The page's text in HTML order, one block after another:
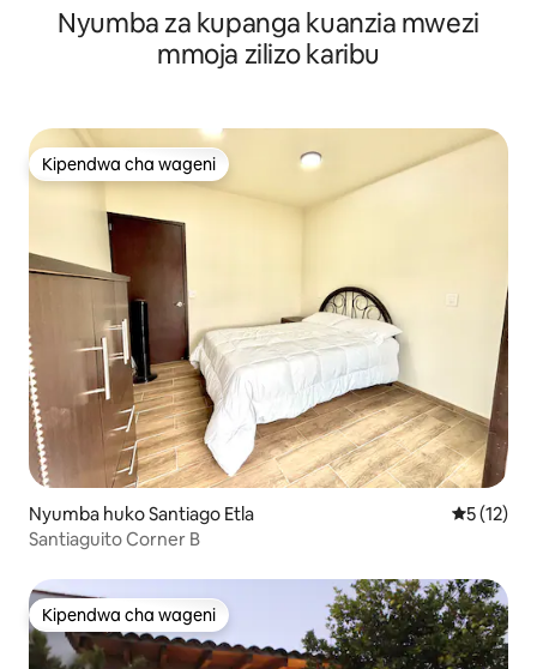
Nyumba za kupanga kuanzia mwezi
mmoja zilizo karibu
Kipendwa cha wageni
Kipendwa cha wageni
Nyumba huko Santiago Etla Ukadiriaji
5 (12)
Santiaguito Corner B
Kipendwa cha wageni
Kipendwa cha wageni